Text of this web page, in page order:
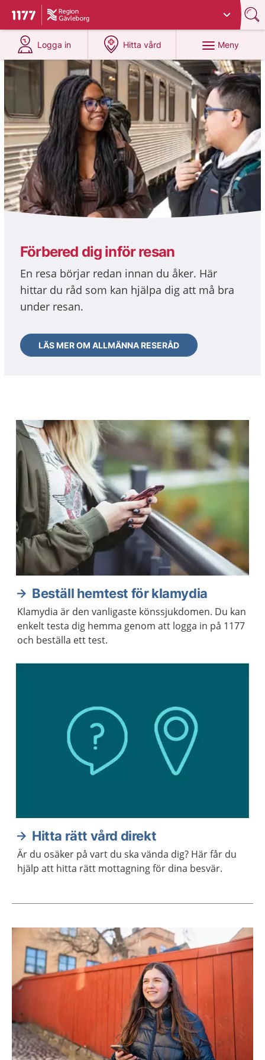
Till startsidan för 1177
Du har valt region
Logga in
på 1177.se
Hitta vård
på 1177.se
Meny
1177
Förbered dig inför resan
En resa börjar redan innan du åker. Här
hittar du råd som kan hjälpa dig att må bra
under resan.
LÄS MER OM ALLMÄNNA RESERÅD
Aktuella artiklar
Beställ hemtest för klamydia
Klamydia är den vanligaste könssjukdomen. Du kan
enkelt testa dig hemma genom att logga in på 1177
och beställa ett test.
Hitta rätt vård direkt
Är du osäker på vart du ska vända dig? Här får du
hjälp att hitta rätt mottagning för dina besvär.
Aktuella artiklar